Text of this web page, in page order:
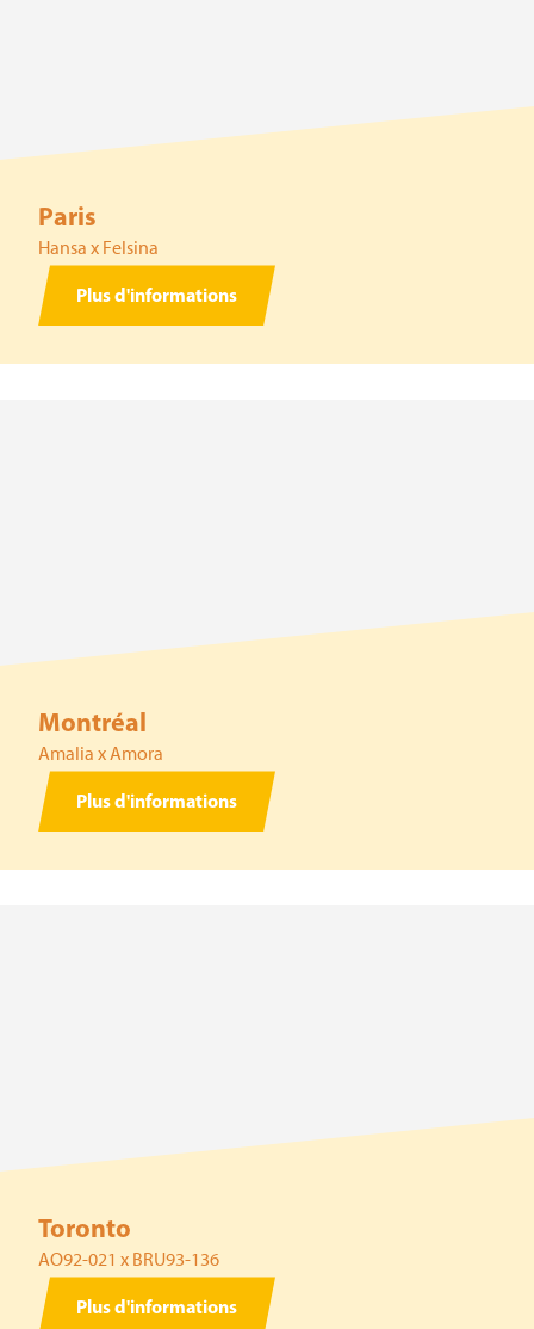
Paris
Hansa x Felsina
Plus d'informations
Montréal
Amalia x Amora
Plus d'informations
Toronto
AO92-021 x BRU93-136
Plus d'informations